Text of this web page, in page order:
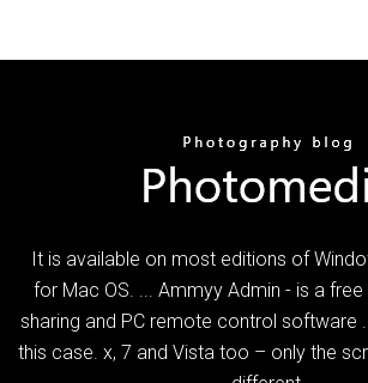
It is available on most editions of
for Mac OS. ... Ammyy Admin - is a
sharing and PC remote control software
this case. x, 7 and Vista too – only the